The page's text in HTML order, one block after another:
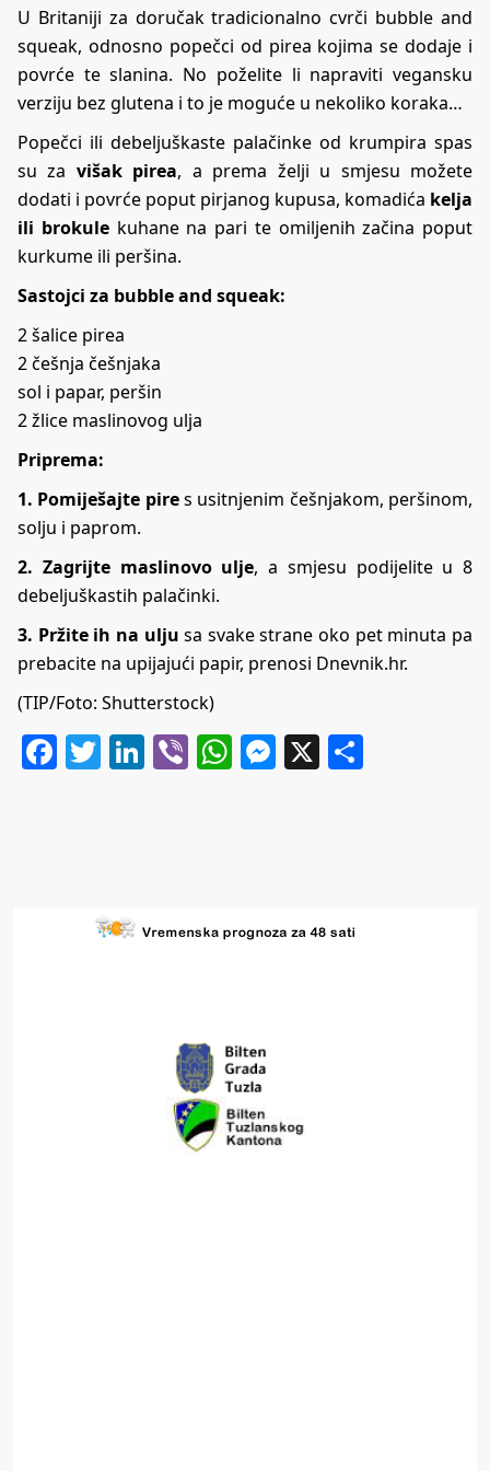
U Britaniji za doručak tradicionalno cvrči bubble and
squeak, odnosno popečci od pirea kojima se dodaje i
povrće te slanina. No poželite li napraviti vegansku
verziju bez glutena i to je moguće u nekoliko koraka…
Popečci ili debeljuškaste palačinke od krumpira spas
su za višak pirea, a prema želji u smjesu možete
dodati i povrće poput pirjanog kupusa, komadića kelja
ili brokule kuhane na pari te omiljenih začina poput
kurkume ili peršina.
Sastojci za bubble and squeak:
2 šalice pirea
2 češnja češnjaka
sol i papar, peršin
2 žlice maslinovog ulja
Priprema:
1. Pomiješajte pires usitnjenim češnjakom, peršinom,
solju i paprom.
2. Zagrijte maslinovo ulje, a smjesu podijelite u 8
debeljuškastih palačinki.
3. Pržite ih na ulju sa svake strane oko pet minuta pa
prebacite na upijajući papir, prenosi Dnevnik.hr.
(TIP/Foto: Shutterstock)
Facebook
Twitter
LinkedIn
ViberWhatsApp
Messenger
X